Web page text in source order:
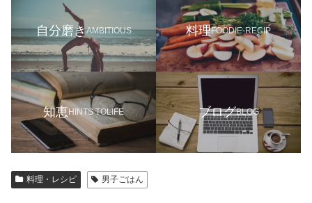
自分磨きAMBITIOUS 料理FOODIE-RECIP
知恵HINTS TOLIFE ブログBLOG
料理・レシピ 男子ごはん